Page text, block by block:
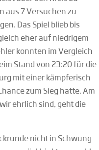
aus 7 Versuchen zu
Das Spiel blieb bis
eher auf niedrigem
konnten im Vergleich
Stand von 23:20 für die
mit einer kämpferisch
zum Sieg hatte. Am
ehrlich sind, geht die
nicht in Schwung